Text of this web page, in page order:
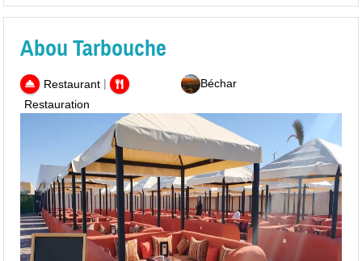
Abou Tarbouche
Restaurant|
Restauration
Béchar